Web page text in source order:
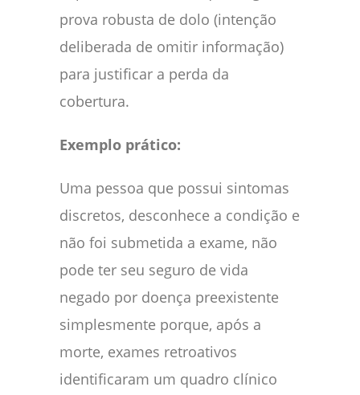
prova robusta de dolo (intenção
deliberada de omitir informação)
para justificar a perda da
cobertura.
Exemplo prático:
Uma pessoa que possui sintomas
discretos, desconhece a condição e
não foi submetida a exame, não
pode ter seu seguro de vida
negado por doença preexistente
simplesmente porque, após a
morte, exames retroativos
identificaram um quadro clínico